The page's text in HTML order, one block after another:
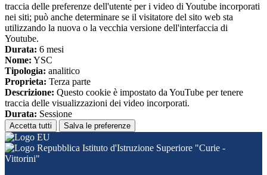
traccia delle preferenze dell'utente per i video di Youtube incorporati
nei siti; può anche determinare se il visitatore del sito web sta
utilizzando la nuova o la vecchia versione dell'interfaccia di
Youtube.
Durata: 6 mesi
Nome: YSC
Tipologia: analitico
Proprieta: Terza parte
Descrizione: Questo cookie è impostato da YouTube per tenere
traccia delle visualizzazioni dei video incorporati.
Durata: Sessione
Accetta tutti Salva le preferenze
Istituto d'Istruzione Superiore "Curie -
Vittorini"